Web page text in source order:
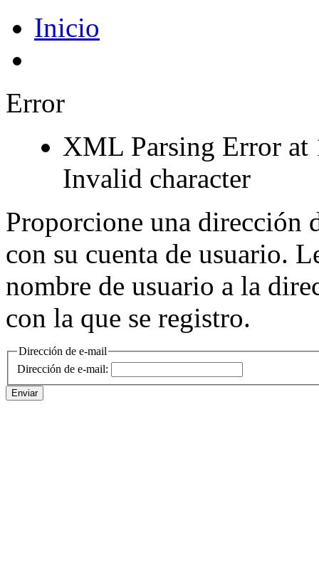
Inicio
Error
XML Parsing Error at
Invalid character
Proporcione una dirección
con su cuenta de usuario.
nombre de usuario a la
con la que se registro.
Dirección de e-mail
Dirección de e-mail:
Enviar